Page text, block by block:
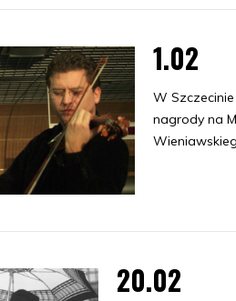
1.02
W Szczecinie
nagrody na
20.02